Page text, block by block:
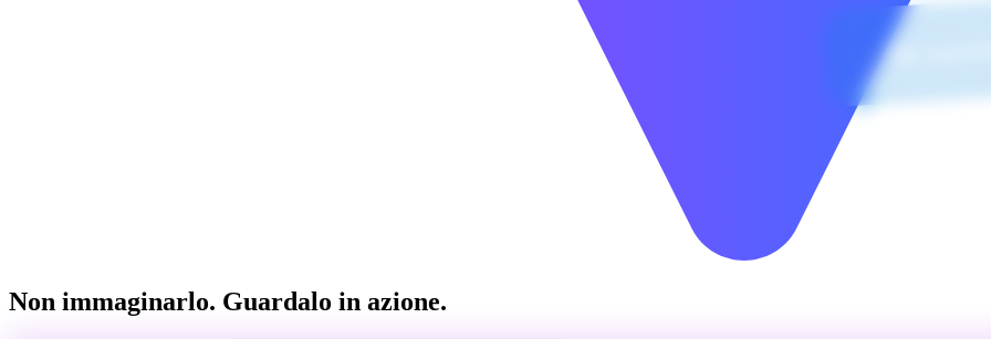
Mi
Non immaginarlo. Guardalo in azione.